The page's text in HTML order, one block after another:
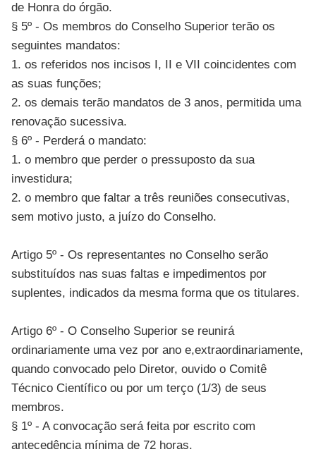
de Honra do órgão.
§ 5º - Os membros do Conselho Superior terão os
seguintes mandatos:
1. os referidos nos incisos I, II e VII coincidentes com
as suas funções;
2. os demais terão mandatos de 3 anos, permitida uma
renovação sucessiva.
§ 6º - Perderá o mandato:
1. o membro que perder o pressuposto da sua
investidura;
2. o membro que faltar a três reuniões consecutivas,
sem motivo justo, a juízo do Conselho.
Artigo 5º - Os representantes no Conselho serão
substituídos nas suas faltas e impedimentos por
suplentes, indicados da mesma forma que os titulares.
Artigo 6º - O Conselho Superior se reunirá
ordinariamente uma vez por ano e,extraordinariamente,
quando convocado pelo Diretor, ouvido o Comitê
Técnico Científico ou por um terço (1/3) de seus
membros.
§ 1º - A convocação será feita por escrito com
antecedência mínima de 72 horas.